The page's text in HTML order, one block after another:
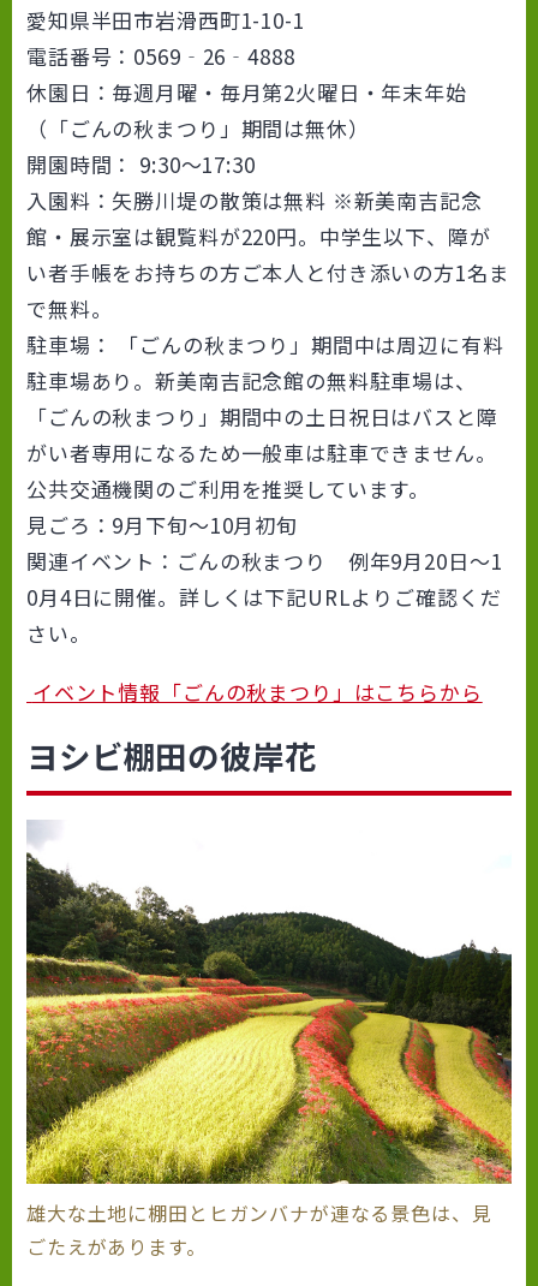
愛知県半田市岩滑西町1-10-1
電話番号：0569‐26‐4888
休園日：毎週月曜・毎月第2火曜日・年末年始
（「ごんの秋まつり」期間は無休）
開園時間： 9:30～17:30
入園料：矢勝川堤の散策は無料 ※新美南吉記念
館・展示室は観覧料が220円。中学生以下、障が
い者手帳をお持ちの方ご本人と付き添いの方1名ま
で無料。
駐車場： 「ごんの秋まつり」期間中は周辺に有料
駐車場あり。新美南吉記念館の無料駐車場は、
「ごんの秋まつり」期間中の土日祝日はバスと障
がい者専用になるため一般車は駐車できません。
公共交通機関のご利用を推奨しています。
見ごろ：9月下旬～10月初旬
関連イベント：ごんの秋まつり 例年9月20日～1
0月4日に開催。詳しくは下記URLよりご確認くだ
さい。
イベント情報「ごんの秋まつり」はこちらから
ヨシビ棚田の彼岸花
雄大な土地に棚田とヒガンバナが連なる景色は、見
ごたえがあります。